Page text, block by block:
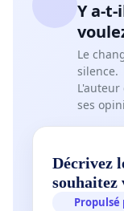
Y a-
Le
silence.
ses
Décrivez
souhaitez
Propulsé